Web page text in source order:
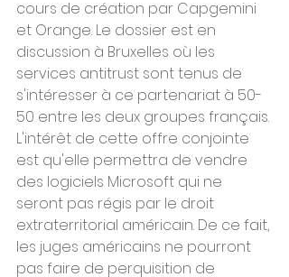
cours de création par Capgemini
et Orange. Le dossier est en
discussion à Bruxelles où les
services antitrust sont tenus de
s'intéresser à ce partenariat à 50-
50 entre les deux groupes français.
L'intérêt de cette offre conjointe
est qu'elle permettra de vendre
des logiciels Microsoft qui ne
seront pas régis par le droit
extraterritorial américain. De ce fait,
les juges américains ne pourront
pas faire de perquisition de